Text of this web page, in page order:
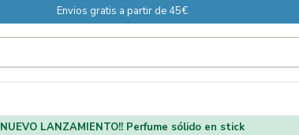
Envios gratis a partir de 45€
NUEVO LANZAMIENTO!! Perfume sólido en stick